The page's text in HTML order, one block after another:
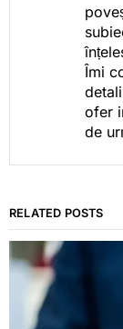
Îmi
ofer
de
RELATED POSTS